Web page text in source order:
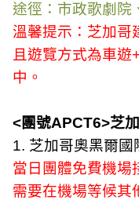
途徑：市政歌劇院
溫馨提示：芝加哥
且遊覽方式為車遊
中。
<團號APCT6>芝
1. 芝加哥奧黑爾國
當日團體免費機場
需要在機場等候其